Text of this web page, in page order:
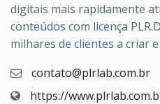
digitais mais rapidamente
conteúdos com licença
milhares de clientes a criar
contato@plrlab.com.br
https://